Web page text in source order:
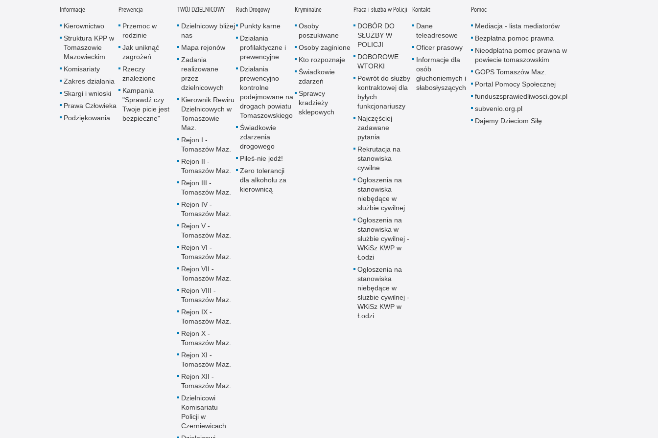
Informacje
Kierownictwo
Struktura KPP w
Tomaszowie
Mazowieckim
Komisariaty
Zakres działania
Skargi i wnioski
Prawa Człowieka
Podziękowania
Prewencja
Przemoc w
rodzinie
Jak uniknąć
zagrożeń
Rzeczy
znalezione
Kampania
"Sprawdź czy
Twoje picie jest
bezpieczne"
TWÓJ DZIELNICOWY
Dzielnicowy bliżej
nas
Mapa rejonów
Zadania
realizowane
przez
dzielnicowych
Kierownik Rewiru
Dzielnicowych w
Tomaszowie
Maz.
Rejon I -
Tomaszów Maz.
Rejon II -
Tomaszów Maz.
Rejon III -
Tomaszów Maz.
Rejon IV -
Tomaszów Maz.
Rejon V -
Tomaszów Maz.
Rejon VI -
Tomaszów Maz.
Rejon VII -
Tomaszów Maz.
Rejon VIII -
Tomaszów Maz.
Rejon IX -
Tomaszów Maz.
Rejon X -
Tomaszów Maz.
Rejon XI -
Tomaszów Maz.
Rejon XII -
Tomaszów Maz.
Dzielnicowi
Komisariatu
Policji w
Czerniewicach
Ruch Drogowy
Punkty karne
Działania
profilaktyczne i
prewencyjne
Działania
prewencyjno
kontrolne
podejmowane na
drogach powiatu
Tomaszowskiego
Świadkowie
zdarzenia
drogowego
Piłeś-nie jedź!
Zero tolerancji
dla alkoholu za
kierownicą
Kryminalne
Osoby
poszukiwane
Osoby zaginione
Kto rozpoznaje
Świadkowie
zdarzeń
Sprawcy
kradzieży
sklepowych
Praca i służba w Policji
DOBÓR DO
SŁUŻBY W
POLICJI
DOBOROWE
WTORKI
Powrót do służby
kontraktowej dla
byłych
funkcjonariuszy
Najczęściej
zadawane
pytania
Rekrutacja na
stanowiska
cywilne
Ogłoszenia na
stanowiska
niebędące w
służbie cywilnej
Ogłoszenia na
stanowiska w
służbie cywilnej -
WKiSz KWP w
Łodzi
Ogłoszenia na
stanowiska
niebędące w
służbie cywilnej -
WKiSz KWP w
Łodzi
Kontakt
Dane
teleadresowe
Oficer prasowy
Informacje dla
osób
głuchoniemych i
słabosłyszących
Pomoc
Mediacja - lista mediatorów
Bezpłatna pomoc prawna
Nieodpłatna pomoc prawna w
powiecie tomaszowskim
GOPS Tomaszów Maz.
Portal Pomocy Społecznej
funduszsprawiedliwosci.gov.pl
subvenio.org.pl
Dajemy Dzieciom Siłę